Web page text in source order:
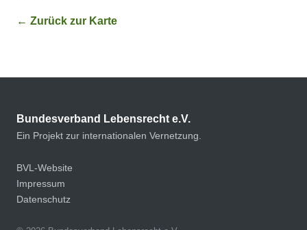
← Zurück zur Karte
Bundesverband Lebensrecht e.V.
Ein Projekt zur internationalen Vernetzung.
BVL-Website
Impressum
Datenschutz